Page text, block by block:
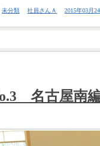
未分類 社員さんＡ 2015年03月
名古屋南